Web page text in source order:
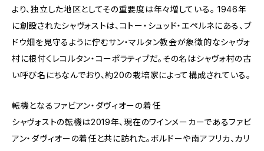
より、独立した地区としてその重要度は年々増している。 1946年
に創設されたシャヴォストは、コトー・シュッド・エペルネにある、ブ
ドウ畑を見守るように佇むサン・マルタン教会が象徴的なシャヴォ
村に根付くレコルタン・コーポラティブだ。その名はシャヴォ村の古
い呼び名にちなんでおり、約20の栽培家によって構成されている。
転機となるファビアン・ダヴィオーの着任
シャヴォストの転機は2019年、現在のワインメーカーであるファビ
アン・ダヴィオーの着任と共に訪れた。ボルドーや南アフリカ、カリ